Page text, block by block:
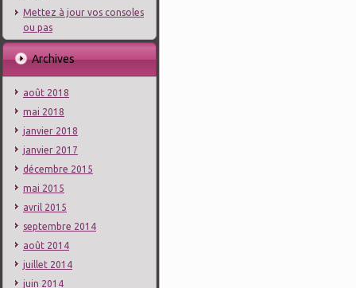
Mettez à jour vos consoles
ou pas
Archives
août 2018
mai 2018
janvier 2018
janvier 2017
décembre 2015
mai 2015
avril 2015
septembre 2014
août 2014
juillet 2014
juin 2014